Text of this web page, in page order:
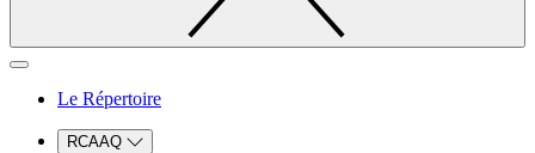
Le Répertoire
RCAAQ